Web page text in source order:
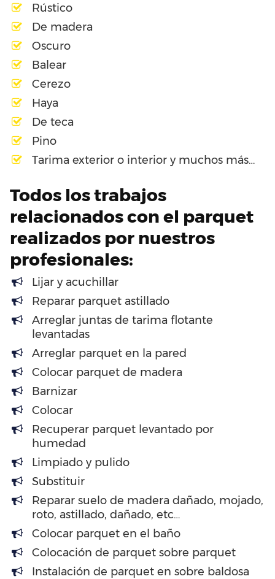
Rústico
De madera
Oscuro
Balear
Cerezo
Haya
De teca
Pino
Tarima exterior o interior y muchos más…
Todos los trabajos
relacionados con el parquet
realizados por nuestros
profesionales:
Lijar y acuchillar
Reparar parquet astillado
Arreglar juntas de tarima flotante
levantadas
Arreglar parquet en la pared
Colocar parquet de madera
Barnizar
Colocar
Recuperar parquet levantado por
humedad
Limpiado y pulido
Substituir
Reparar suelo de madera dañado, mojado,
roto, astillado, dañado, etc…
Colocar parquet en el baño
Colocación de parquet sobre parquet
Instalación de parquet en sobre baldosa